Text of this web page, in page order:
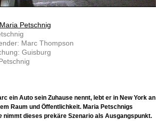
Maria Petschnig
Marc Thompson
Guisburg
ein Auto sein Zuhause nennt, lebt er in New York an
Raum und Öffentlichkeit. Maria Petschnigs
nimmt dieses prekäre Szenario als Ausgangspunkt.